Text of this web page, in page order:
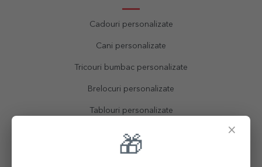
Cadouri personalizate
Cani personalizate
Tricouri bumbac personalizate
Brelocuri personalizate
Tablouri personalizate
Ceasuri personalizate
Sorțuri personalizate
×
🎁